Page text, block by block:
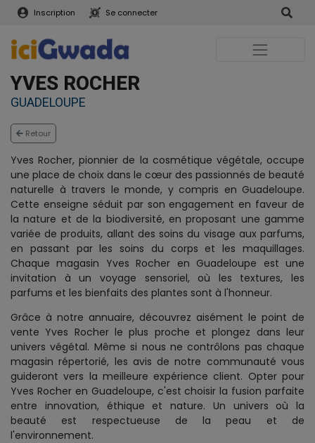
Inscription Se connecter
YVES ROCHER
GUADELOUPE
Retour
Yves Rocher, pionnier de la cosmétique végétale, occupe
une place de choix dans le cœur des passionnés de beauté
naturelle à travers le monde, y compris en Guadeloupe.
Cette enseigne séduit par son engagement en faveur de
la nature et de la biodiversité, en proposant une gamme
variée de produits, allant des soins du visage aux parfums,
en passant par les soins du corps et les maquillages.
Chaque magasin Yves Rocher en Guadeloupe est une
invitation à un voyage sensoriel, où les textures, les
parfums et les bienfaits des plantes sont à l'honneur.
Grâce à notre annuaire, découvrez aisément le point de
vente Yves Rocher le plus proche et plongez dans leur
univers végétal. Même si nous ne contrôlons pas chaque
magasin répertorié, les avis de notre communauté vous
guideront vers la meilleure expérience client. Opter pour
Yves Rocher en Guadeloupe, c'est choisir la fusion parfaite
entre innovation, éthique et nature. Un univers où la
beauté est respectueuse de la peau et de
l'environnement.